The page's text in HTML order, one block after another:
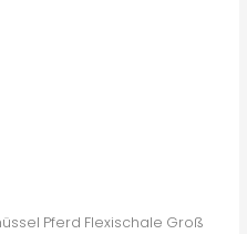
Pferd Flexischale Groß